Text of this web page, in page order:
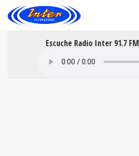
Escuche Radio Inter 91.7 FM